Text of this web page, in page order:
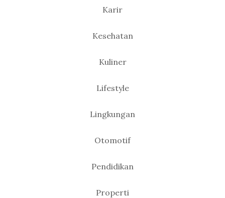
Karir
Kesehatan
Kuliner
Lifestyle
Lingkungan
Otomotif
Pendidikan
Properti